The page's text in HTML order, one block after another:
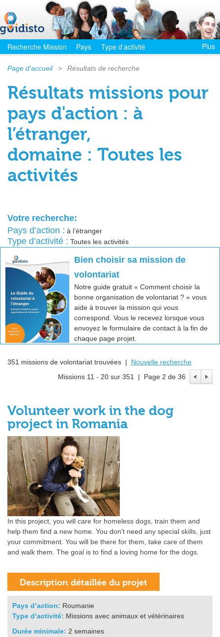
Recherche Mission Pays Type d’activité Plus
Page d'accueil > Résultats de recherche
Résultats missions pour
pays d'action : à
l’étranger,
domaine : Toutes les
activités
Votre recherche:
Pays d’action : à l’étranger
Type d’activité : Toutes les activités
Bien choisir sa mission de
volontariat
Notre guide gratuit « Comment choisir la
bonne organisation de volontariat ? » vous
aide à trouver la mission qui vous
correspond. Vous le recevez lorsque vous
envoyez le formulaire de contact à la fin de
chaque page projet.
351 missions de volontariat trouvées | Nouvelle recherche
Missions 11 - 20 sur 351 | Page 2 de 36
Volunteer work in the dog
project in Romania
In this project, you will care for homeless dogs, train them and
help them find a new home. You don't need any special skills, just
your commitment. You will be there for them, take care of them
and walk them. The goal is to find a loving home for the dogs.
Pays d’action: Roumanie
Type d‘activité: Missions avec animaux et vétérinaires
Durée minimale: 2 semaines